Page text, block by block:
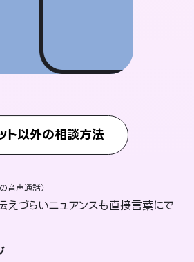
ト以外の相談方法
音声通話）
えづらいニュアンスも直接言葉にで